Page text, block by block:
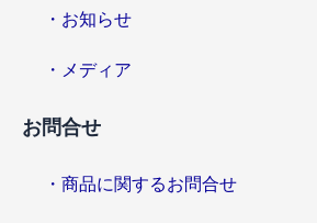
・お知らせ
・メディア
お問合せ
・商品に関するお問合せ